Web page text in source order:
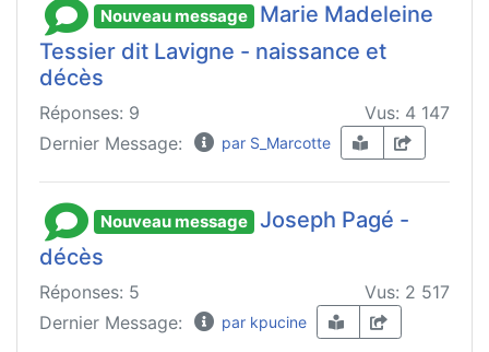
Nouveau message
Marie Madeleine
Tessier dit Lavigne - naissance et
décès
Réponses: 9
Vus: 4 147
Dernier Message:
par S_Marcotte
Nouveau message Joseph Pagé -
décès
Réponses: 5
Vus: 2 517
Dernier Message:
par kpucine